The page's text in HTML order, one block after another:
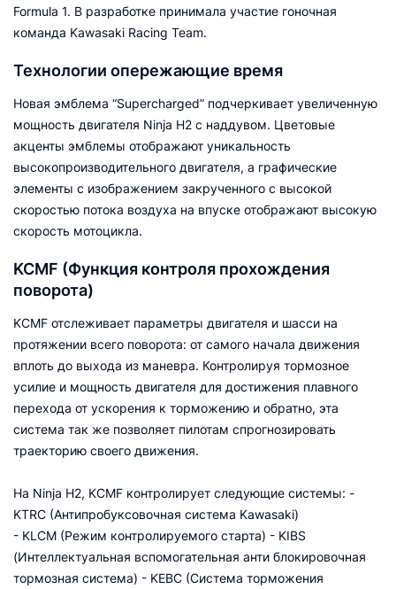
Formula 1. В разработке принимала участие гоночная
команда Kawasaki Racing Team.
Технологии опережающие время
Новая эмблема “Supercharged” подчеркивает увеличенную
мощность двигателя Ninja H2 с наддувом. Цветовые
акценты эмблемы отображают уникальность
высокопроизводительного двигателя, а графические
элементы c изображением закрученного с высокой
скоростью потока воздуха на впуске отображают высокую
скорость мотоцикла.
KCMF (Функция контроля прохождения
поворота)
KCMF отслеживает параметры двигателя и шасси на
протяжении всего поворота: от самого начала движения
вплоть до выхода из маневра. Контролируя тормозное
усилие и мощность двигателя для достижения плавного
перехода от ускорения к торможению и обратно, эта
система так же позволяет пилотам спрогнозировать
траекторию своего движения.
На Ninja H2, KCMF контролирует следующие системы: -
KTRC (Антипробуксовочная система Kawasaki)
- KLCM (Режим контролируемого старта) - KIBS
(Интеллектуальная вспомогательная анти блокировочная
тормозная система) - KEBC (Система торможения